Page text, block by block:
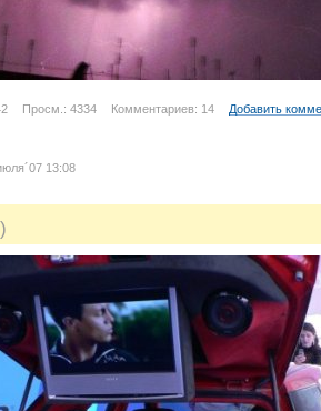
Просм.: 4334 Комментариев: 14 Добавить
13:08